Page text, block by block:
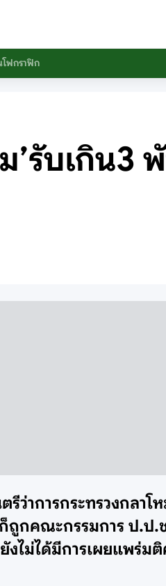
ฟกราฟิก
รับเกิน3
าการกระทรวงกลาโห
ถูกคณะกรรมการ ป.ป.
ไม่ได้มีการเผยแพร่ม